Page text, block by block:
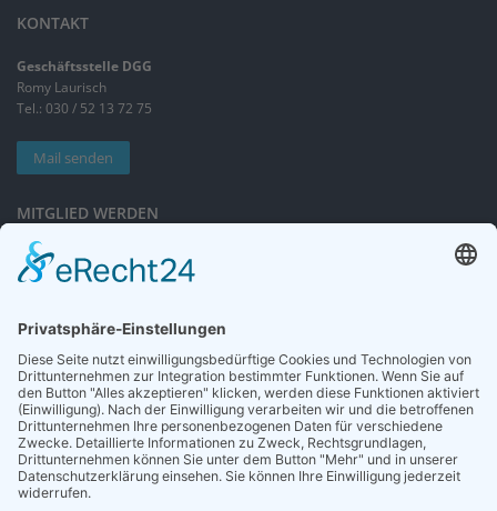
KONTAKT
Geschäftsstelle DGG
Romy Laurisch
Tel.: 030 / 52 13 72 75
Mail senden
MITGLIED WERDEN
Sieben gute Gründe
für Ihre Mitgliedschaft
NEWSLETTER
Neuigkeiten rund um die Geriatrie und die DGG – regelmäßig in Ihrem
Postfach.